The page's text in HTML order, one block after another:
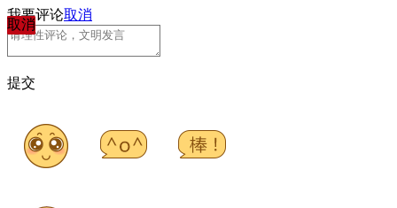
取消
我要评论取消
提交